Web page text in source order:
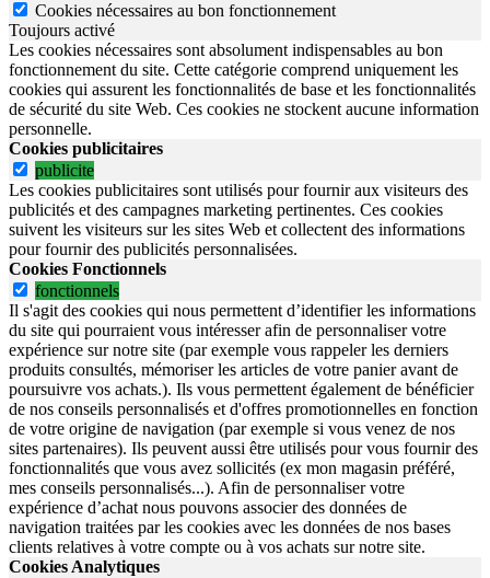
Cookies nécessaires au bon fonctionnement
Toujours activé
Les cookies nécessaires sont absolument indispensables au bon
fonctionnement du site. Cette catégorie comprend uniquement les
cookies qui assurent les fonctionnalités de base et les fonctionnalités
de sécurité du site Web. Ces cookies ne stockent aucune information
personnelle.
Cookies publicitaires
publicite
Les cookies publicitaires sont utilisés pour fournir aux visiteurs des
publicités et des campagnes marketing pertinentes. Ces cookies
suivent les visiteurs sur les sites Web et collectent des informations
pour fournir des publicités personnalisées.
Cookies Fonctionnels
fonctionnels
Il s'agit des cookies qui nous permettent d’identifier les informations
du site qui pourraient vous intéresser afin de personnaliser votre
expérience sur notre site (par exemple vous rappeler les derniers
produits consultés, mémoriser les articles de votre panier avant de
poursuivre vos achats.). Ils vous permettent également de bénéficier
de nos conseils personnalisés et d'offres promotionnelles en fonction
de votre origine de navigation (par exemple si vous venez de nos
sites partenaires). Ils peuvent aussi être utilisés pour vous fournir des
fonctionnalités que vous avez sollicités (ex mon magasin préféré,
mes conseils personnalisés...). Afin de personnaliser votre
expérience d’achat nous pouvons associer des données de
navigation traitées par les cookies avec les données de nos bases
clients relatives à votre compte ou à vos achats sur notre site.
Cookies Analytiques